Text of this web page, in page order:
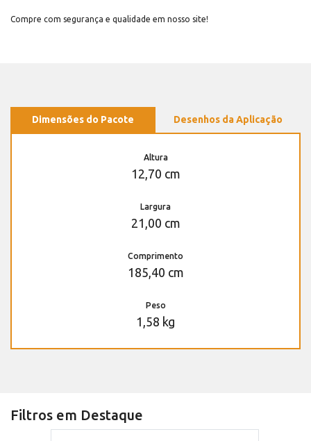
Compre com segurança e qualidade em nosso site!
Dimensões do Pacote Desenhos da Aplicação
Altura
12,70 cm
Largura
21,00 cm
Comprimento
185,40 cm
Peso
1,58 kg
Filtros em Destaque